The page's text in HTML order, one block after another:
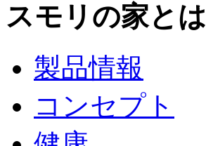
スモリの家とは
製品情報
コンセプト